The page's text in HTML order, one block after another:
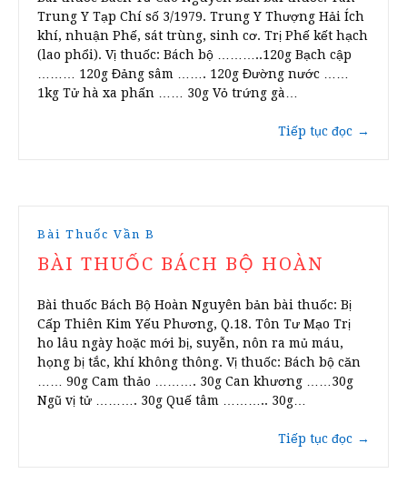
Trung Y Tạp Chí số 3/1979. Trung Y Thượng Hải Ích
khí, nhuận Phế, sát trùng, sinh cơ. Trị Phế kết hạch
(lao phổi). Vị thuốc: Bách bộ ………..120g Bạch cập
……… 120g Đảng sâm ……. 120g Đường nước ……
1kg Tử hà xa phấn …… 30g Vỏ trứng gà…
Tiếp tục đọc →
Bài Thuốc Vần B
BÀI THUỐC BÁCH BỘ HOÀN
Bài thuốc Bách Bộ Hoàn Nguyên bản bài thuốc: Bị
Cấp Thiên Kim Yếu Phương, Q.18. Tôn Tư Mạo Trị
ho lâu ngày hoặc mới bị, suyễn, nôn ra mủ máu,
họng bị tắc, khí không thông. Vị thuốc: Bách bộ căn
…… 90g Cam thảo ………. 30g Can khương ……30g
Ngũ vị tử ………. 30g Quế tâm ……….. 30g…
Tiếp tục đọc →